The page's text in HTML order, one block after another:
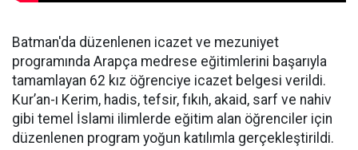
Batman'da düzenlenen icazet ve mezuniyet
programında Arapça medrese eğitimlerini başarıyla
tamamlayan 62 kız öğrenciye icazet belgesi verildi.
Kur’an-ı Kerim, hadis, tefsir, fıkıh, akaid, sarf ve nahiv
gibi temel İslami ilimlerde eğitim alan öğrenciler için
düzenlenen program yoğun katılımla gerçekleştirildi.